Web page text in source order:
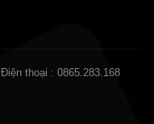
Điện thoại : 0865.283.168